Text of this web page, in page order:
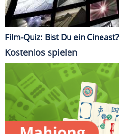
Film-Quiz: Bist Du ein Cineast?
Kostenlos spielen